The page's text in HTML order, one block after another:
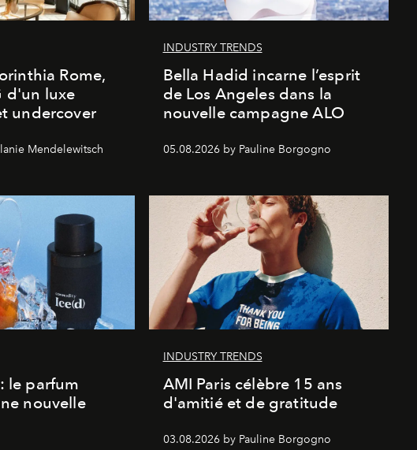
Rome,
d'un luxe
undercover
Mendelewitsch
INDUSTRY TRENDS
Bella Hadid incarne l’esprit
de Los Angeles dans la
nouvelle campagne ALO
05.08.2026 by Pauline Borgogno
le parfum
nouvelle
INDUSTRY TRENDS
AMI Paris célèbre 15 ans
d'amitié et de gratitude
03.08.2026 by Pauline Borgogno